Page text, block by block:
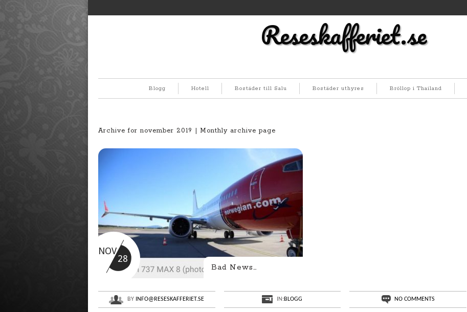
Reseskafferiet.se
Blogg Hotell Bostäder till Salu Bostäder uthyres Bröllop i Thailand
Archive for november 2019 | Monthly archive page
NOV
28
Bad News…
BY INFO@RESESKAFFERIET.SE IN:BLOGG NO COMMENTS